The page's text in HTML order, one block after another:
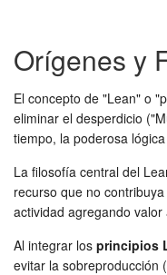
Orígenes y
El concepto de "Lean" o
eliminar el desperdicio
tiempo, la poderosa
La filosofía central del
recurso que no
actividad agregando
Al integrar los principios
evitar la sobreproducción